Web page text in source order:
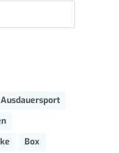
Ausdauersport
Box